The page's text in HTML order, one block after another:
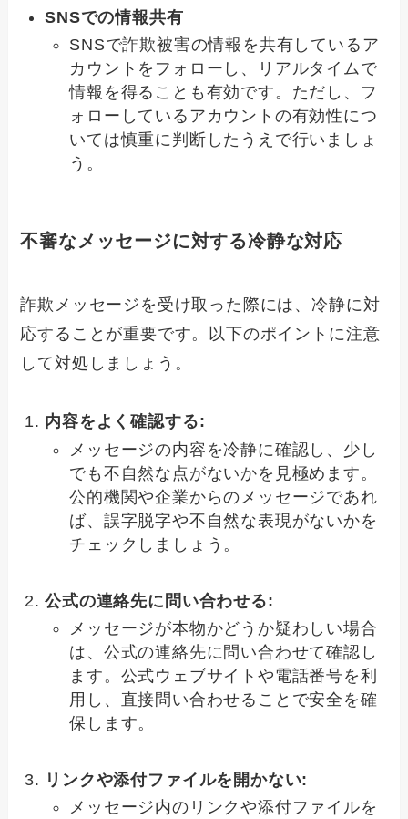
SNSでの情報共有
SNSで詐欺被害の情報を共有しているア
カウントをフォローし、リアルタイムで
情報を得ることも有効です。ただし、フ
ォローしているアカウントの有効性につ
いては慎重に判断したうえで行いましょ
う。
不審なメッセージに対する冷静な対応
詐欺メッセージを受け取った際には、冷静に対
応することが重要です。以下のポイントに注意
して対処しましょう。
内容をよく確認する:
メッセージの内容を冷静に確認し、少し
でも不自然な点がないかを見極めます。
公的機関や企業からのメッセージであれ
ば、誤字脱字や不自然な表現がないかを
チェックしましょう。
公式の連絡先に問い合わせる:
メッセージが本物かどうか疑わしい場合
は、公式の連絡先に問い合わせて確認し
ます。公式ウェブサイトや電話番号を利
用し、直接問い合わせることで安全を確
保します。
リンクや添付ファイルを開かない:
メッセージ内のリンクや添付ファイルを